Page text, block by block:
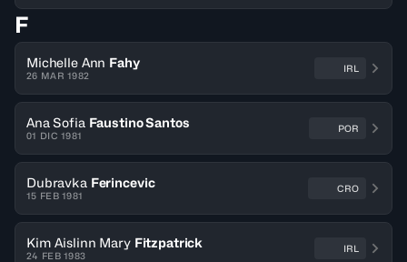
F
Michelle Ann Fahy
26 MAR 1982
IRL
Ana Sofia Faustino Santos
01 DIC 1981
POR
Dubravka Ferincevic
15 FEB 1981
CRO
Kim Aislinn Mary Fitzpatrick
24 FEB 1983
IRL